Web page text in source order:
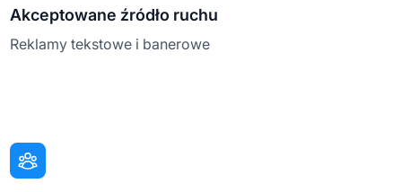
Akceptowane źródło ruchu
Reklamy tekstowe i banerowe